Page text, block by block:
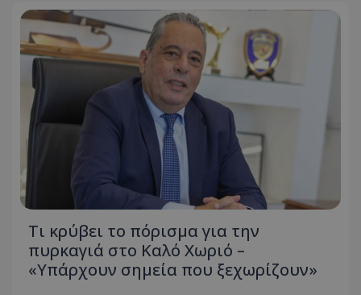
Τι κρύβει το πόρισμα για την
πυρκαγιά στο Καλό Χωριό –
«Υπάρχουν σημεία που ξεχωρίζουν»